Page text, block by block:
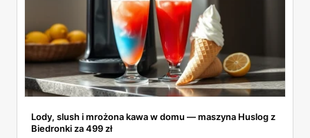
Lody, slush i mrożona kawa w domu — maszyna Huslog z
Biedronki za 499 zł